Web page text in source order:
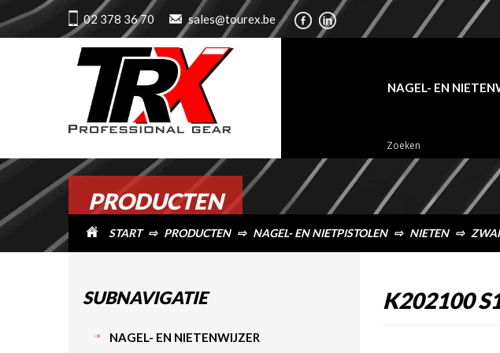
PRODUCTEN
START ⇨ PRODUCTEN ⇨ NAGEL- EN NIETPISTOLEN ⇨ NIETEN ⇨
02 378 36 70 sales@tourex.be
NAGEL- EN
K202100
SUBNAVIGATIE
NAGEL- EN NIETENWIJZER